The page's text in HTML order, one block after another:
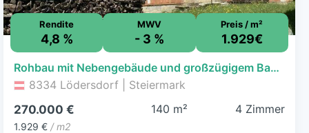
Rendite
4,8 %
MWV
- 3 %
Preis / m²
1.929€
Rohbau mit Nebengebäude und großzügigem Baulandgrundstück Nähe Feldbach
8334 Lödersdorf | Steiermark
270.000 €
1.929 € / m2
140 m² 4 Zimmer